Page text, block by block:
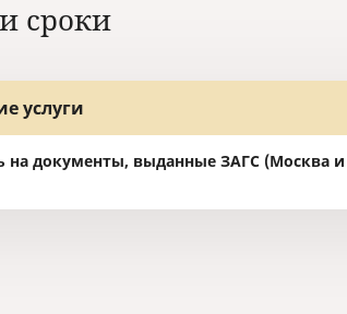
сроки
услуги
на документы, выданные ЗАГС (Москва и